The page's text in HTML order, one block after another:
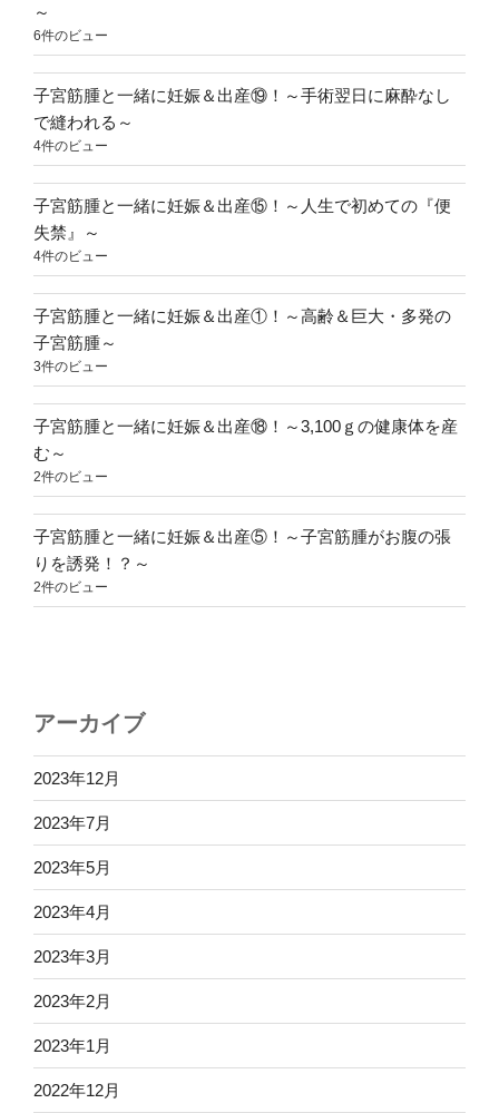
～
6件のビュー
子宮筋腫と一緒に妊娠＆出産⑲！～手術翌日に麻酔なし
で縫われる～
4件のビュー
子宮筋腫と一緒に妊娠＆出産⑮！～人生で初めての『便
失禁』～
4件のビュー
子宮筋腫と一緒に妊娠＆出産①！～高齢＆巨大・多発の
子宮筋腫～
3件のビュー
子宮筋腫と一緒に妊娠＆出産⑱！～3,100ｇの健康体を産
む～
2件のビュー
子宮筋腫と一緒に妊娠＆出産⑤！～子宮筋腫がお腹の張
りを誘発！？～
2件のビュー
アーカイブ
2023年12月
2023年7月
2023年5月
2023年4月
2023年3月
2023年2月
2023年1月
2022年12月